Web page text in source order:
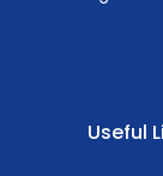
Useful